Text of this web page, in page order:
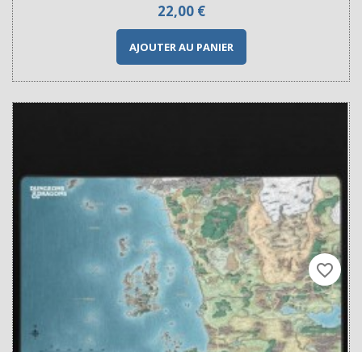
Prix
22,00 €
AJOUTER AU PANIER
favorite_border